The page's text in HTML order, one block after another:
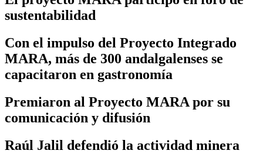
sustentabilidad
Con el impulso del Proyecto Integrado
MARA, más de 300 andalgalenses se
capacitaron en gastronomía
Premiaron al Proyecto MARA por su
comunicación y difusión
Raúl Jalil defendió la actividad minera